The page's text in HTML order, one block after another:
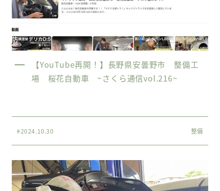
【YouTube再開！】長野県安曇野市 整備工
場 桜花自動車 ~さくら通信vol.216~
#2024.10.30 整備